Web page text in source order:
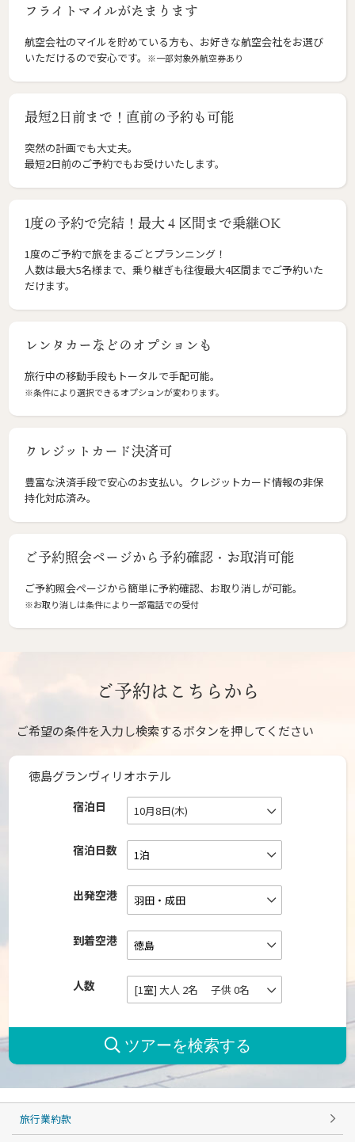
フライトマイルがたまります
航空会社のマイルを貯めている方も、お好きな航空会社をお選び
いただけるので安心です。
※一部対象外航空券あり
最短2日前まで！直前の予約も可能
突然の計画でも大丈夫。
最短2日前のご予約でもお受けいたします。
1度の予約で完結！最大４区間まで乗継OK
1度のご予約で旅をまるごとプランニング！
人数は最大5名様まで、乗り継ぎも往復最大4区間までご予約いた
だけます。
レンタカーなどのオプションも
旅行中の移動手段もトータルで手配可能。
※条件により選択できるオプションが変わります。
クレジットカード決済可
豊富な決済手段で安心のお支払い。クレジットカード情報の非保
持化対応済み。
ご予約照会ページから予約確認・お取消可能
ご予約照会ページから簡単に予約確認、お取り消しが可能。
※お取り消しは条件により一部電話での受付
ご予約はこちらから
ご希望の条件を入力し検索するボタンを押してください
徳島グランヴィリオホテル
宿泊日 10月8日(木)
宿泊日数
出発空港
到着空港
人数 [1室] 大人 2名 子供 0名
旅行業約款